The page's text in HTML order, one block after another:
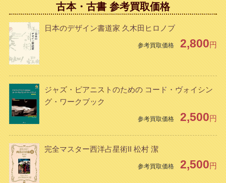
古本・古書 参考買取価格
日本のデザイン書道家 久木田ヒロノブ
参考買取価格 2,800円
ジャズ・ピアニストのための コード・ヴォイシン
グ・ワークブック
参考買取価格 2,500円
完全マスター西洋占星術II 松村 潔
参考買取価格 2,500円